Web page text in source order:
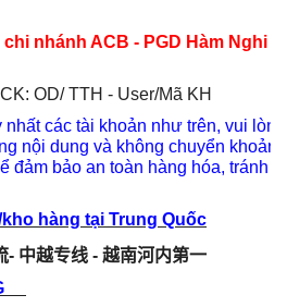
nhánh ACB - PGD Hàm Nghi
OD/ TTH - User/Mã KH
nhất các tài khoản như trên, vui lòng
nội dung và không chuyển khoản
đảm bảo an toàn hàng hóa, tránh
hàng tại Trung Quốc
- 中越专线 - 越南河内第一